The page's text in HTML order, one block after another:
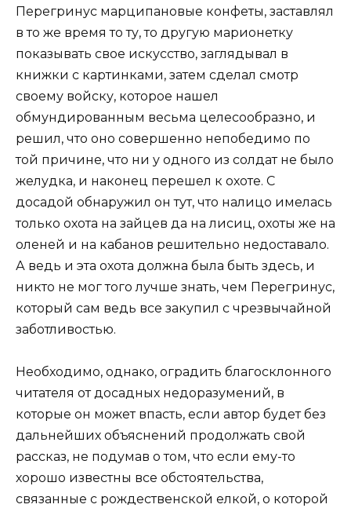
Перегринус марципановые конфеты, заставлял
в то же время то ту, то другую марионетку
показывать свое искусство, заглядывал в
книжки с картинками, затем сделал смотр
своему войску, которое нашел
обмундированным весьма целесообразно, и
решил, что оно совершенно непобедимо по
той причине, что ни у одного из солдат не было
желудка, и наконец перешел к охоте. С
досадой обнаружил он тут, что налицо имелась
только охота на зайцев да на лисиц, охоты же на
оленей и на кабанов решительно недоставало.
А ведь и эта охота должна была быть здесь, и
никто не мог того лучше знать, чем Перегринус,
который сам ведь все закупил с чрезвычайной
заботливостью.
Необходимо, однако, оградить благосклонного
читателя от досадных недоразумений, в
которые он может впасть, если автор будет без
дальнейших объяснений продолжать свой
рассказ, не подумав о том, что если ему-то
хорошо известны все обстоятельства,
связанные с рождественской елкой, о которой